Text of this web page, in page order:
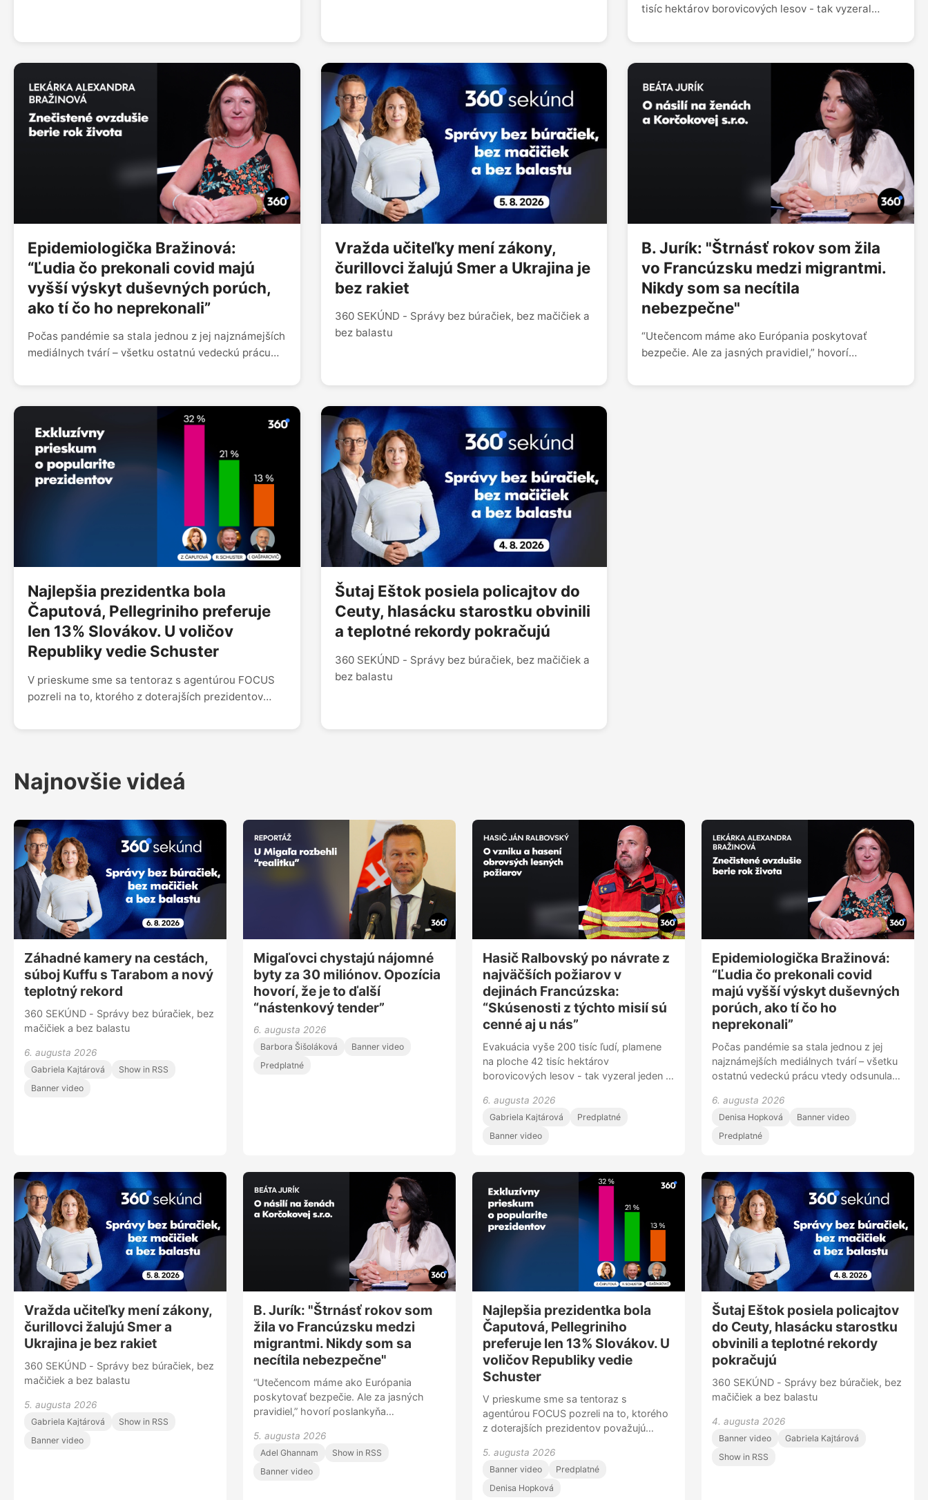
tisíc hektárov borovicových lesov - tak vyzeral
Včera v noci sa odtiaľ vrátil Ján Ralbovský -
Epidemiologička Bražinová:
“Ľudia čo prekonali covid majú
vyšší výskyt duševných porúch,
ako tí čo ho neprekonali”
Počas pandémie sa stala jednou z jej najznámejších
mediálnych tvárí – všetku ostatnú vedeckú prácu
koronavírusu. Jej profesijná kariéra je však oveľa
téme duševného zdravia a stojí aj za
Epidemiologickou štúdiou výskytu duševných
porúch v slovenskej populácii. Tá priniesla
zaujímavé zistenia – napríklad, že duševné choroby
sa na Slovensku vyskytujú častejšie u mužov, alebo
poruchy v porovnaní s tými, ktorí ochorenie
neprekonali. A práve o duševnom zdraví sme
hovorili s lekárkou, epidemiologičkou Alexandrou
Bražinovou.
Vražda učiteľky mení zákony,
čurillovci žalujú Smer a Ukrajina je
bez rakiet
360 SEKÚND - Správy bez búračiek, bez mačičiek a
bez balastu
B. Jurík: "Štrnásť rokov som žila
vo Francúzsku medzi migrantmi.
Nikdy som sa necítila
nebezpečne"
“Utečencom máme ako Európania poskytovať
bezpečie. Ale za jasných pravidiel,” hovorí
rozhovore pre 360tku reaguje na obvinenia
Najlepšia prezidentka bola
Čaputová, Pellegriniho preferuje
len 13% Slovákov. U voličov
Republiky vedie Schuster
V prieskume sme sa tentoraz s agentúrou FOCUS
pozreli na to, ktorého z doterajších prezidentov
jednoznačne vedie Zuzana Čaputová - za najlepšiu
10-percentný rozdiel.
Šutaj Eštok posiela policajtov do
Ceuty, hlasácku starostku obvinili
a teplotné rekordy pokračujú
360 SEKÚND - Správy bez búračiek, bez mačičiek a
bez balastu
Najnovšie videá
Záhadné kamery na cestách,
súboj Kuffu s Tarabom a nový
teplotný rekord
360 SEKÚND - Správy bez búračiek, bez
mačičiek a bez balastu
6. augusta 2026
Gabriela Kajtárová
Show in RSS
Banner video
Migaľovci chystajú nájomné
byty za 30 miliónov. Opozícia
hovorí, že je to ďalší
“nástenkový tender”
6. augusta 2026
Barbora Šišoláková
Banner video
Predplatné
Hasič Ralbovský po návrate z
najväčších požiarov v
dejinách Francúzska:
“Skúsenosti z týchto misií sú
cenné aj u nás”
Evakuácia vyše 200 tisíc ľudí, plamene
na ploche 42 tisíc hektárov
borovicových lesov - tak vyzeral jeden z
Francúzska. Včera v noci sa odtiaľ vrátil
Ján Ralbovský - tímleader slovenských
hasičov, ktorí pomáhali tento požiar
6. augusta 2026
Gabriela Kajtárová
Predplatné
Banner video
Epidemiologička Bražinová:
“Ľudia čo prekonali covid
majú vyšší výskyt duševných
porúch, ako tí čo ho
neprekonali”
Počas pandémie sa stala jednou z jej
najznámejších mediálnych tvárí – všetku
ostatnú vedeckú prácu vtedy odsunula
koronavírusu. Jej profesijná kariéra je
však oveľa širšia: už dve desaťročia sa
systematicky venuje téme duševného
slovenskej populácii. Tá priniesla
zaujímavé zistenia – napríklad, že
duševné choroby sa na Slovensku
vyskytujú častejšie u mužov, alebo že
ľudia, ktorí prekonali koronavírus, mali
vyššiu celoživotnú prevalenciu
akejkoľvek duševnej poruchy v
porovnaní s tými, ktorí ochorenie
neprekonali. A práve o duševnom zdraví
sme hovorili s lekárkou,
epidemiologičkou Alexandrou
Bražinovou.
6. augusta 2026
Denisa Hopková
Banner video
Predplatné
Vražda učiteľky mení zákony,
čurillovci žalujú Smer a
Ukrajina je bez rakiet
360 SEKÚND - Správy bez búračiek, bez
mačičiek a bez balastu
5. augusta 2026
Gabriela Kajtárová
Show in RSS
Banner video
B. Jurík: "Štrnásť rokov som
žila vo Francúzsku medzi
migrantmi. Nikdy som sa
necítila nebezpečne"
“Utečencom máme ako Európania
poskytovať bezpečie. Ale za jasných
pravidiel,” hovorí poslankyňa
rozhovore pre 360tku reaguje na
obvinenia Richarda Glücka o vítaní
migrantov aj na kauzu Ivana Korčoka.
5. augusta 2026
Adel Ghannam
Show in RSS
Banner video
Najlepšia prezidentka bola
Čaputová, Pellegriniho
preferuje len 13% Slovákov. U
voličov Republiky vedie
Schuster
V prieskume sme sa tentoraz s
agentúrou FOCUS pozreli na to, ktorého
z doterajších prezidentov považujú
jednoznačne vedie Zuzana Čaputová - za
najlepšiu hlavu štátu ju považuje 32
percent ľudí. Medzi ňou a druhým
5. augusta 2026
Banner video
Predplatné
Denisa Hopková
Šutaj Eštok posiela policajtov
do Ceuty, hlasácku starostku
obvinili a teplotné rekordy
pokračujú
360 SEKÚND - Správy bez búračiek, bez
mačičiek a bez balastu
4. augusta 2026
Banner video
Gabriela Kajtárová
Show in RSS